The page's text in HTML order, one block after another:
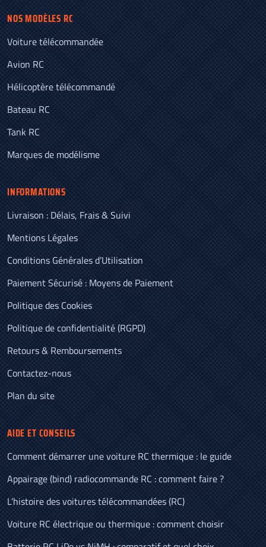
NOS MODÈLES RC
Voiture télécommandée
Avion RC
Hélicoptère télécommandé
Bateau RC
Tank RC
Marques de modélisme
INFORMATIONS
Livraison : Délais, Frais & Suivi
Mentions Légales
Conditions Générales d’Utilisation
Paiement Sécurisé : Moyens de Paiement
Politique des Cookies
Politique de confidentialité (RGPD)
Retours & Remboursements
Contactez-nous
Plan du site
AIDE ET CONSEILS
Comment démarrer une voiture RC thermique : le guide
Appairage (bind) radiocommande RC : comment faire ?
L’histoire des voitures télécommandées (RC)
Voiture RC électrique ou thermique : comment choisir